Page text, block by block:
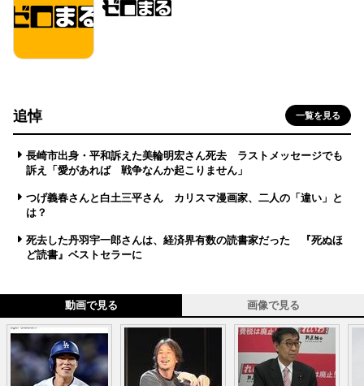
追悼 一覧を見る
長崎市出身・平和訴えた美輪明宏さん死去 ラストメッセージでも
訴え「愛があれば 戦争なんか起こりません」
つげ義春さんと白土三平さん カリスマ漫画家、二人の「違い」と
は？
死去した丹羽宇一郎さんは、経済界有数の読書家だった 『死ぬほ
ど読書』ベストセラーに
動画で見る 画像で見る